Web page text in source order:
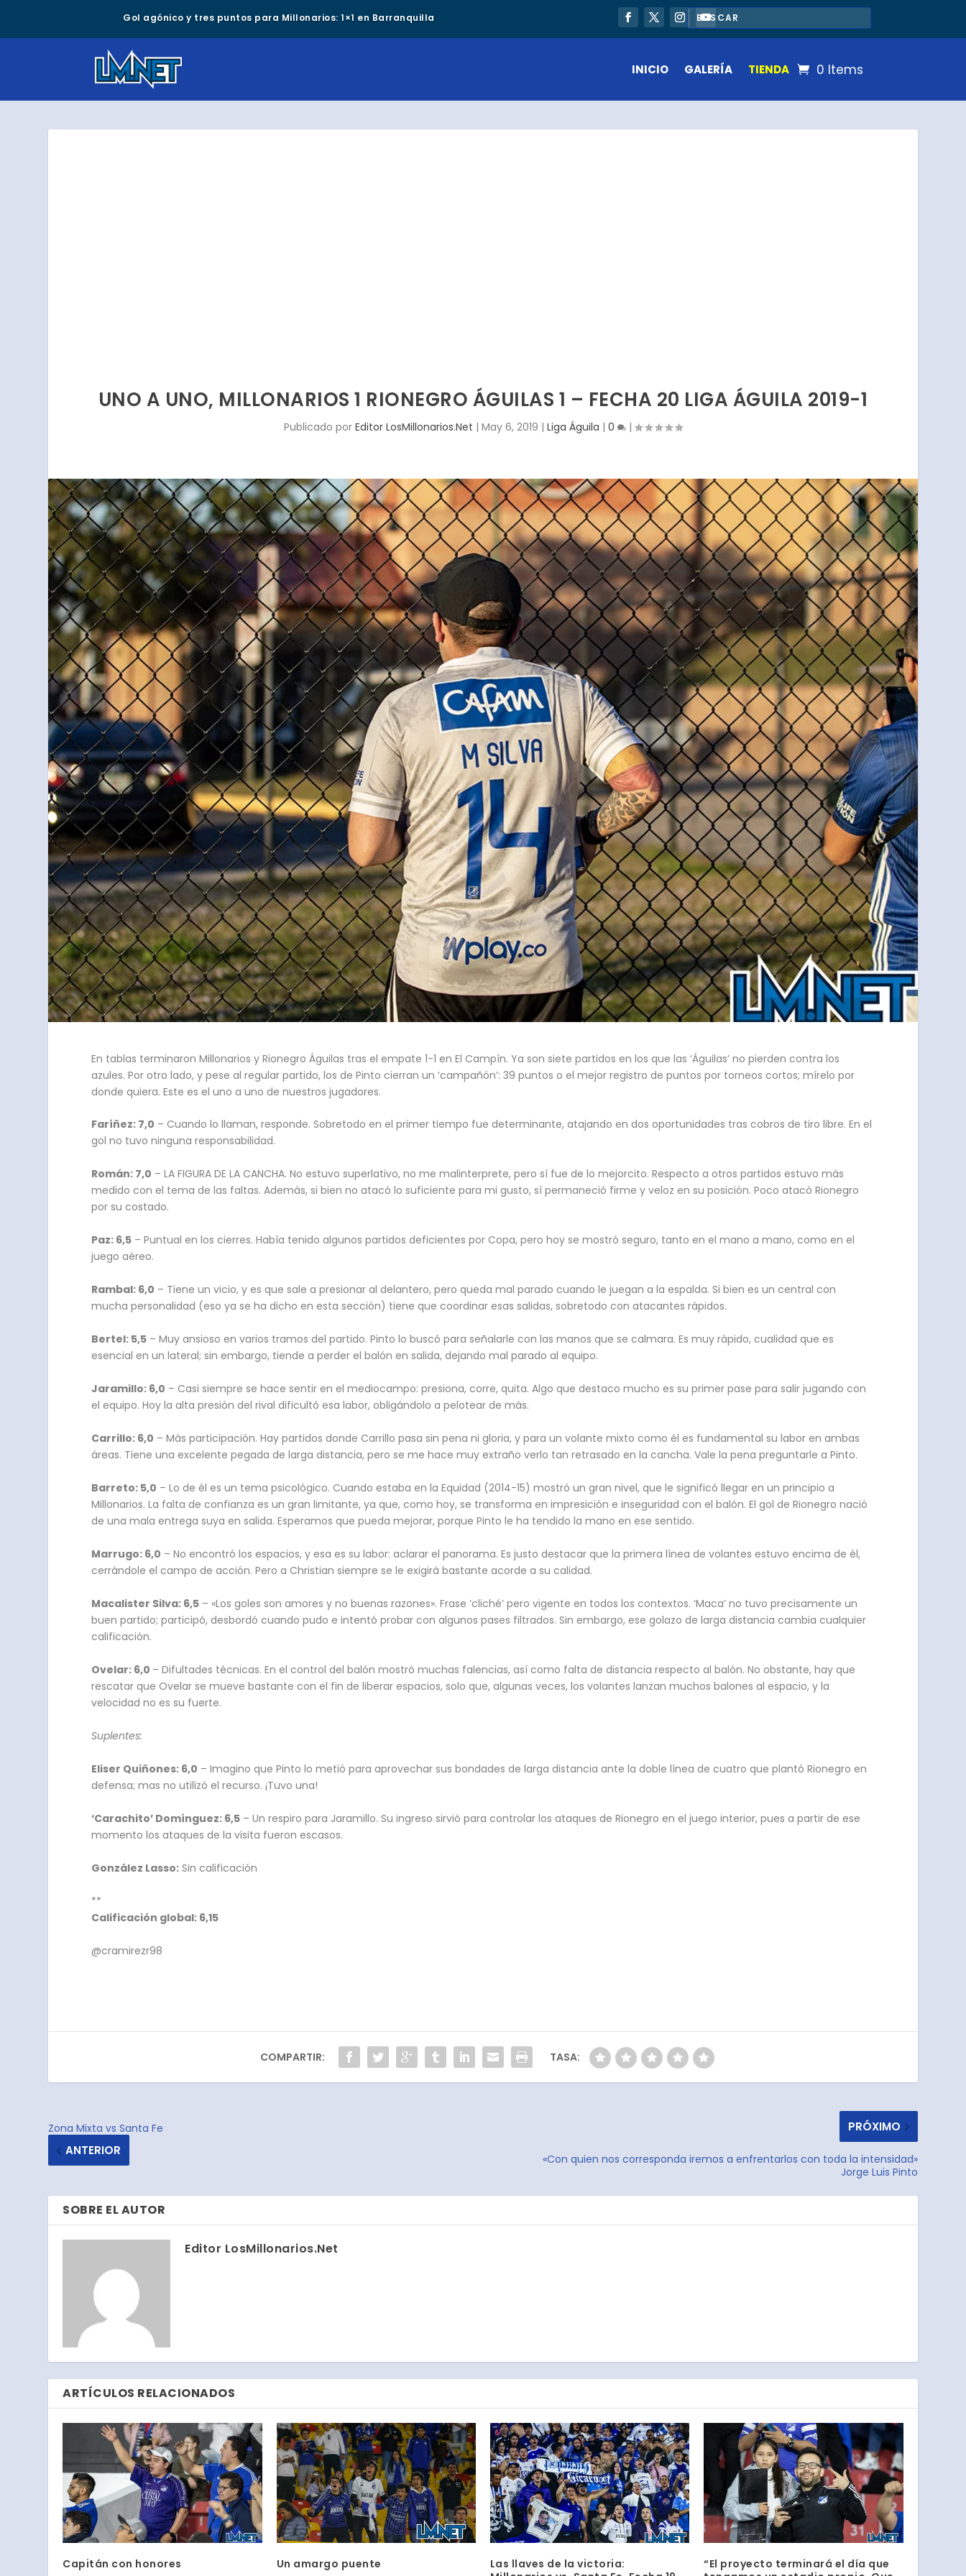
Gol agónico y tres puntos para Millonarios: 1×1 en Barranquilla
INICIO GALERÍA TIENDA 0 Items
UNO A UNO, MILLONARIOS 1 RIONEGRO ÁGUILAS 1 – FECHA 20 LIGA ÁGUILA 2019-1
Publicado por Editor LosMillonarios.Net | May 6, 2019 | Liga Águila | 0 |
En tablas terminaron Millonarios y Rionegro Águilas tras el empate 1-1 en El Campín. Ya son siete partidos en los que las ‘Águilas’ no pierden contra los
azules. Por otro lado, y pese al regular partido, los de Pinto cierran un ‘campañón’: 39 puntos o el mejor registro de puntos por torneos cortos; mírelo por
donde quiera. Este es el uno a uno de nuestros jugadores.
Faríñez: 7,0 – Cuando lo llaman, responde. Sobretodo en el primer tiempo fue determinante, atajando en dos oportunidades tras cobros de tiro libre. En el
gol no tuvo ninguna responsabilidad.
Román: 7,0 – LA FIGURA DE LA CANCHA. No estuvo superlativo, no me malinterprete, pero sí fue de lo mejorcito. Respecto a otros partidos estuvo más
medido con el tema de las faltas. Además, si bien no atacó lo suficiente para mi gusto, sí permaneció firme y veloz en su posición. Poco atacó Rionegro
por su costado.
Paz: 6,5 – Puntual en los cierres. Había tenido algunos partidos deficientes por Copa, pero hoy se mostró seguro, tanto en el mano a mano, como en el
juego aéreo.
Rambal: 6,0 – Tiene un vicio, y es que sale a presionar al delantero, pero queda mal parado cuando le juegan a la espalda. Si bien es un central con
mucha personalidad (eso ya se ha dicho en esta sección) tiene que coordinar esas salidas, sobretodo con atacantes rápidos.
Bertel: 5,5 – Muy ansioso en varios tramos del partido. Pinto lo buscó para señalarle con las manos que se calmara. Es muy rápido, cualidad que es
esencial en un lateral; sin embargo, tiende a perder el balón en salida, dejando mal parado al equipo.
Jaramillo: 6,0 – Casi siempre se hace sentir en el mediocampo: presiona, corre, quita. Algo que destaco mucho es su primer pase para salir jugando con
el equipo. Hoy la alta presión del rival dificultó esa labor, obligándolo a pelotear de más.
Carrillo: 6,0 – Más participación. Hay partidos donde Carrillo pasa sin pena ni gloria, y para un volante mixto como él es fundamental su labor en ambas
áreas. Tiene una excelente pegada de larga distancia, pero se me hace muy extraño verlo tan retrasado en la cancha. Vale la pena preguntarle a Pinto.
Barreto: 5,0 – Lo de él es un tema psicológico. Cuando estaba en la Equidad (2014-15) mostró un gran nivel, que le significó llegar en un principio a
Millonarios. La falta de confianza es un gran limitante, ya que, como hoy, se transforma en impresición e inseguridad con el balón. El gol de Rionegro nació
de una mala entrega suya en salida. Esperamos que pueda mejorar, porque Pinto le ha tendido la mano en ese sentido.
Marrugo: 6,0 – No encontró los espacios, y esa es su labor: aclarar el panorama. Es justo destacar que la primera línea de volantes estuvo encima de él,
cerrándole el campo de acción. Pero a Christian siempre se le exigirá bastante acorde a su calidad.
Macalister Silva: 6,5 – «Los goles son amores y no buenas razones». Frase ‘cliché’ pero vigente en todos los contextos. ‘Maca’ no tuvo precisamente un
buen partido; participó, desbordó cuando pudo e intentó probar con algunos pases filtrados. Sin embargo, ese golazo de larga distancia cambia cualquier
calificación.
Ovelar: 6,0 – Difultades técnicas. En el control del balón mostró muchas falencias, así como falta de distancia respecto al balón. No obstante, hay que
rescatar que Ovelar se mueve bastante con el fin de liberar espacios, solo que, algunas veces, los volantes lanzan muchos balones al espacio, y la
velocidad no es su fuerte.
Suplentes:
Eliser Quiñones: 6,0 – Imagino que Pinto lo metió para aprovechar sus bondades de larga distancia ante la doble línea de cuatro que plantó Rionegro en
defensa; mas no utilizó el recurso. ¡Tuvo una!
‘Carachito’ Domínguez: 6,5 – Un respiro para Jaramillo. Su ingreso sirvió para controlar los ataques de Rionegro en el juego interior, pues a partir de ese
momento los ataques de la visita fueron escasos.
González Lasso: Sin calificación
**
Calificación global: 6,15
@cramirezr98
COMPARTIR: TASA:
Zona Mixta vs Santa Fe
ANTERIOR
PRÓXIMO
«Con quien nos corresponda iremos a enfrentarlos con toda la intensidad»
Jorge Luis Pinto
SOBRE EL AUTOR
Editor LosMillonarios.Net
ARTÍCULOS RELACIONADOS
Capitán con honores Un amargo puente
Las llaves de la victoria:
“El proyecto terminará el día que